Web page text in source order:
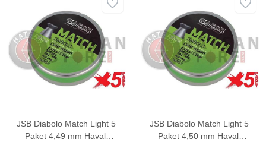
JSB Diabolo Match Light 5
Paket 4,49 mm Havalı
JSB Diabolo Match Light 5
Paket 4,50 mm Havalı